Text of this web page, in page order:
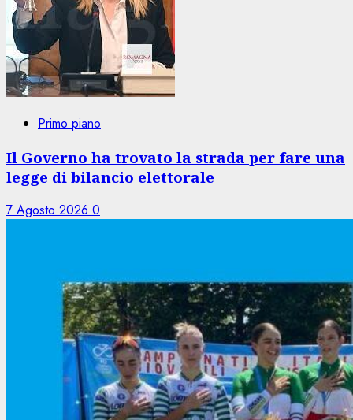
Primo piano
Il Governo ha trovato la strada per fare una
legge di bilancio elettorale
7 Agosto 2026 0